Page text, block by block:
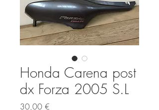
Honda Carena post
dx Forza 2005 S.L
30,00 €